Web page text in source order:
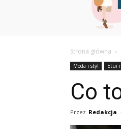
Strona główna
Moda i styl Etui i
Co
Przez Redakcja -